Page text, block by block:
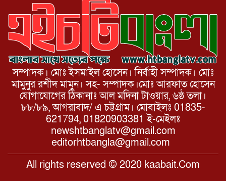
সম্পাদক। মোঃ ইসমাইল হোসেন। নির্বাহী সম্পাদক। মোঃ
মামুনুর রশীদ মামুন। সহ- সম্পাদক।মোঃ আরফাত হোসেন
যোগাযোগের ঠিকানাঃ আল মদিনা টাওয়ার, ৬ষ্ঠ তলা।
৮৮/৮৯, আগরাবাদ/ এ চট্টগ্রাম। মোবাইলঃ 01835-
621794, 01820903381 ই-মেইলঃ
newshtbanglatv@gmail.com
editorhtbangla@gmail.com
All rights reserved © 2020 kaabait.Com